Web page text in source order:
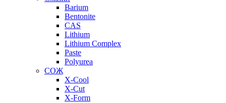
Barium
Bentonite
CAS
Lithium
Lithium Complex
Paste
Polyurea
СОЖ
X-Cool
X-Cut
X-Form